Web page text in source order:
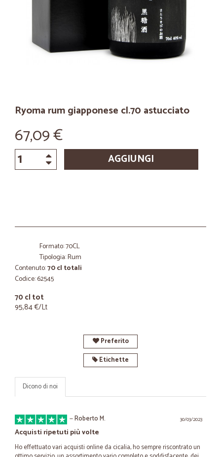
Ryoma rum giapponese cl.70 astucciato
67,09 €
AGGIUNGI
Formato: 70CL
Tipologia: Rum
Contenuto:70 cl totali
Codice: 62545
70 cl tot
95,84 €/Lt
Preferito
Etichette
Dicono di noi
30/03/2023
—Roberto M.
Acquisti ripetuti più volte
Ho effettuato vari acquisti online da cicalia, ho sempre riscontrato un